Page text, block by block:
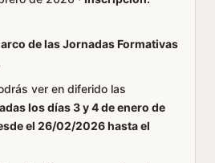
de las Jornadas Formativas
ver en diferido las
los días 3 y 4 de enero de
el 26/02/2026 hasta el